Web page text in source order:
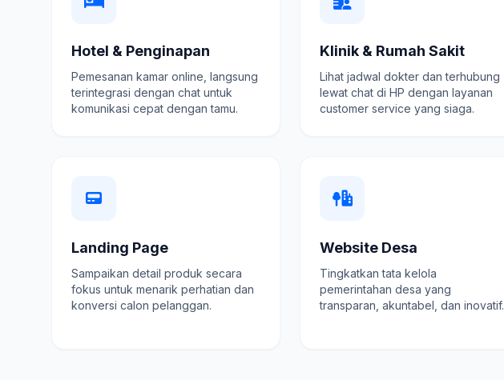
Hotel & Penginapan
Pemesanan kamar online, langsung
terintegrasi dengan chat untuk
komunikasi cepat dengan tamu.
Klinik & Rumah Sakit
Lihat jadwal dokter dan terhubung
lewat chat di HP dengan layanan
customer service yang siaga.
Landing Page
Sampaikan detail produk secara
fokus untuk menarik perhatian dan
konversi calon pelanggan.
Website Desa
Tingkatkan tata kelola
pemerintahan desa yang
transparan, akuntabel, dan inovatif.